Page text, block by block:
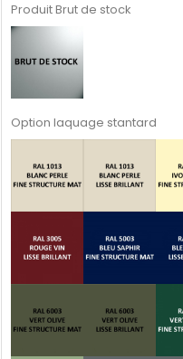
Produit Brut de stock
Option laquage stantard